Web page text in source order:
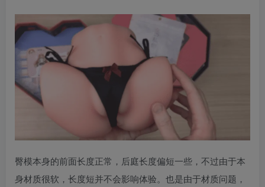
臀模本身的前面长度正常，后庭长度偏短一些，不过由于本
身材质很软，长度短并不会影响体验。也是由于材质问题，